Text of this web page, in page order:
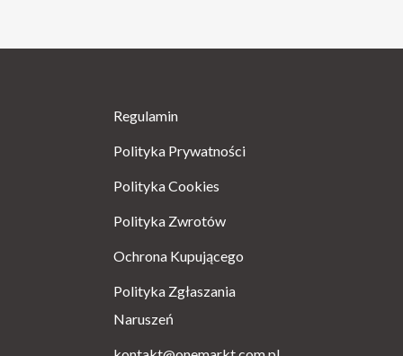
Regulamin
Polityka Prywatności
Polityka Cookies
Polityka Zwrotów
Ochrona Kupującego
Polityka Zgłaszania
Naruszeń